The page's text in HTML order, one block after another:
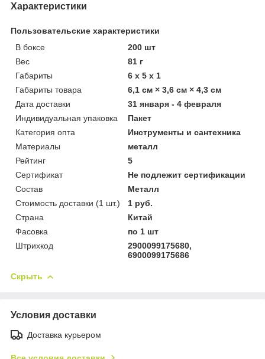
Характеристики
Пользовательские характеристики
В боксе
200 шт
Вес
81 г
Габариты
6 x 5 x 1
Габариты товара
6,1 см × 3,6 см × 4,3 см
Дата доставки
31 января - 4 февраля
Индивидуальная упаковка
Пакет
Категория опта
Инструменты и сантехника
Материалы
металл
Рейтинг
5
Сертификат
Не подлежит сертификации
Состав
Металл
Стоимость доставки (1 шт.)
1 руб.
Страна
Китай
Фасовка
по 1 шт
Штрихкод
2900099175680,
6900099175686
Скрыть
Условия доставки
Доставка курьером